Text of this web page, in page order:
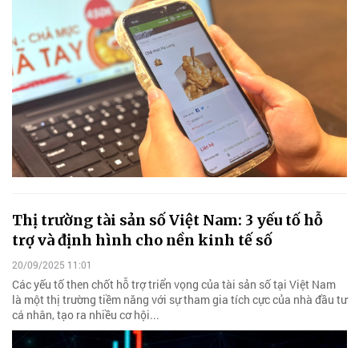
Thị trường tài sản số Việt Nam: 3 yếu tố hỗ
trợ và định hình cho nền kinh tế số
20/09/2025 11:01
Các yếu tố then chốt hỗ trợ triển vọng của tài sản số tại Việt Nam
là một thị trường tiềm năng với sự tham gia tích cực của nhà đầu tư
cá nhân, tạo ra nhiều cơ hội...